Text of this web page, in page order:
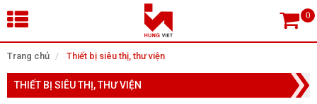
Trang chủ Thiết bị siêu thị, thư viện
THIẾT BỊ SIÊU THỊ, THƯ VIỆN
×
Tìm theo danh mục